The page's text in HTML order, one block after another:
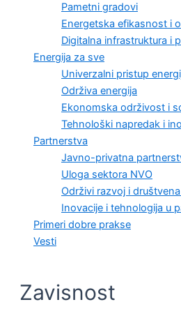
Pametni gradovi
Energetska efikasnost i
Digitalna infrastruktura i
Energija za sve
Univerzalni pristup
Održiva energija
Ekonomska održivost i
Tehnološki napredak i
Partnerstva
Javno-privatna
Uloga sektora NVO
Održivi razvoj i
Inovacije i tehnologija u
Primeri dobre prakse
Vesti
Zavisnost